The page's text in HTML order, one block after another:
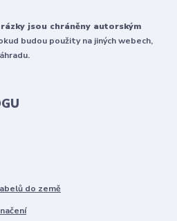
jsou chráněny autorským
budou použity na jiných webech,
do země